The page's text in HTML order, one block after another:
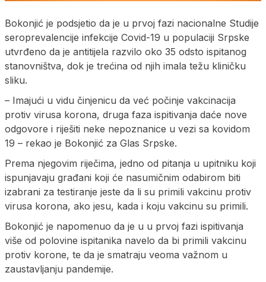
Bokonjić je podsjetio da je u prvoj fazi nacionalne Studije
seroprevalencije infekcije Covid-19 u populaciji Srpske
utvrđeno da je antitijela razvilo oko 35 odsto ispitanog
stanovništva, dok je trećina od njih imala težu kliničku
sliku.
– Imajući u vidu činjenicu da već počinje vakcinacija
protiv virusa korona, druga faza ispitivanja daće nove
odgovore i riješiti neke nepoznanice u vezi sa kovidom
19 – rekao je Bokonjić za Glas Srpske.
Prema njegovim riječima, jedno od pitanja u upitniku koji
ispunjavaju građani koji će nasumičnim odabirom biti
izabrani za testiranje jeste da li su primili vakcinu protiv
virusa korona, ako jesu, kada i koju vakcinu su primili.
Bokonjić je napomenuo da je u u prvoj fazi ispitivanja
više od polovine ispitanika navelo da bi primili vakcinu
protiv korone, te da je smatraju veoma važnom u
zaustavljanju pandemije.